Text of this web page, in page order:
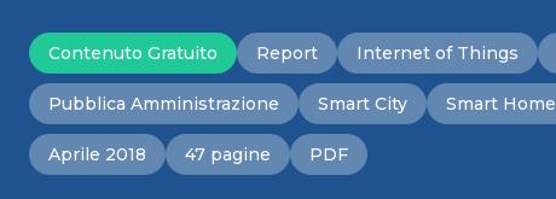
Contenuto Gratuito Report Internet of Things
Pubblica Amministrazione Smart City Smart Home
Aprile 2018 47 pagine PDF